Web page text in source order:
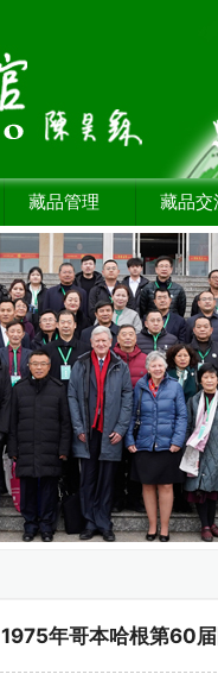
藏品管理 藏品交
1975年哥本哈根第60